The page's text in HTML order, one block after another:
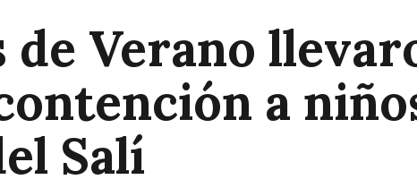
de Verano
a
Salí